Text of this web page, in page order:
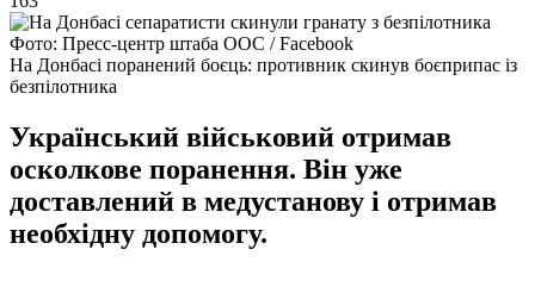
Фото: Пресс-центр штаба ООС / Facebook
На Донбасі поранений боєць: противник скинув боєприпас із
безпілотника
Український військовий отримав
осколкове поранення. Він уже
доставлений в медустанову і отримав
необхідну допомогу.